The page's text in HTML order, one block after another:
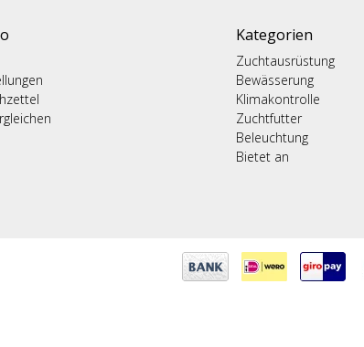
Kategorien
Zuchtausrüstung
Bewässerung
Klimakontrolle
Zuchtfutter
Beleuchtung
Bietet an